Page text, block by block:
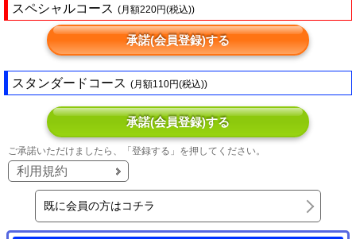
スペシャルコース (月額220円(税込))
承諾(会員登録)する
スタンダードコース (月額110円(税込))
承諾(会員登録)する
ご承諾いただけましたら、「登録する」を押してください。
利用規約
既に会員の方はコチラ